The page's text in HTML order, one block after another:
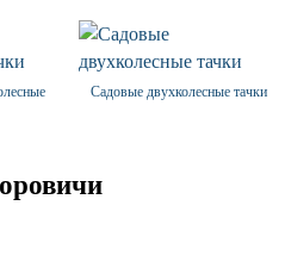
Садовые двухколесные тачки